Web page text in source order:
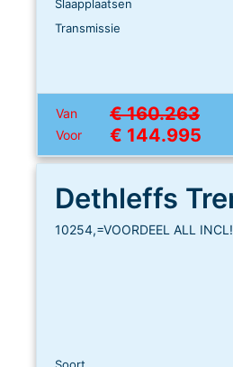
Slaapplaatsen
Transmissie
Van € 160.263
Voor € 144.995
10254,=VOORDEEL ALL INCL!